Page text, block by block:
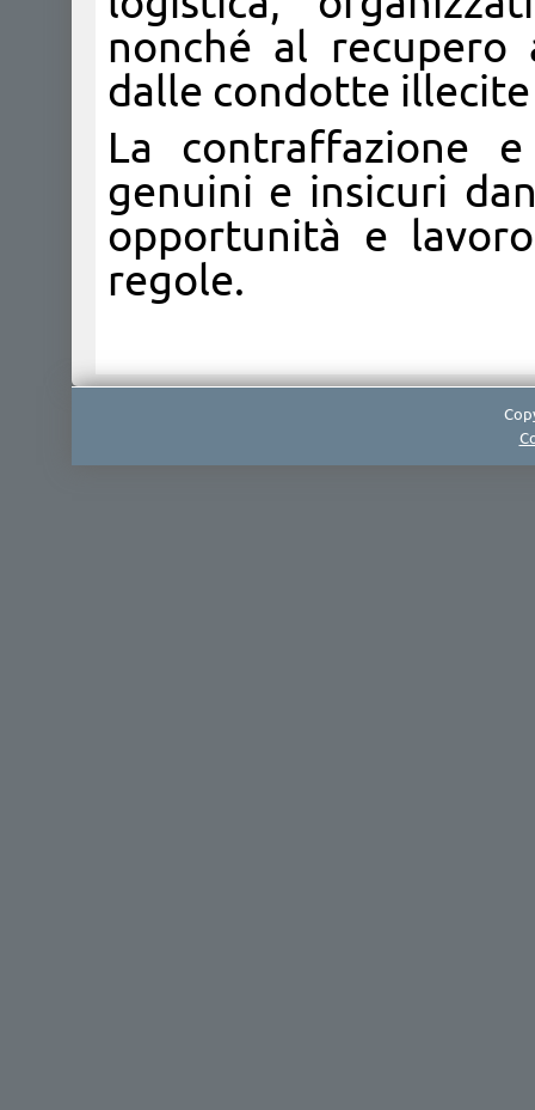
nonché al recupero
dalle condotte
La contraffazione
genuini e insicuri
opportunità e
regole.​​